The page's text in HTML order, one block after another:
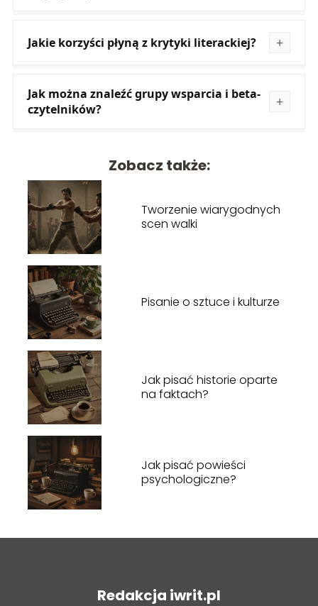
Jakie korzyści płyną z krytyki literackiej?
Jak można znaleźć grupy wsparcia i beta-
czytelników?
Zobacz także:
Tworzenie wiarygodnych
scen walki
Pisanie o sztuce i kulturze
Jak pisać historie oparte
na faktach?
Jak pisać powieści
psychologiczne?
Redakcja iwrit.pl